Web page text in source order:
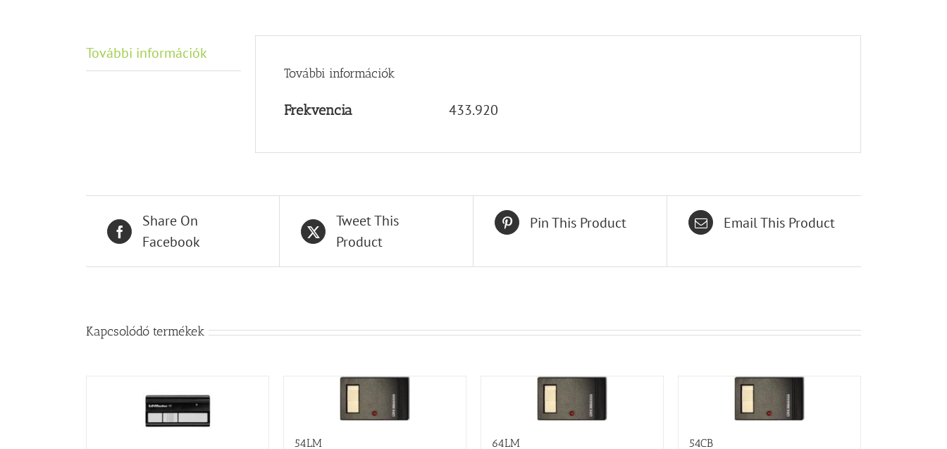
További információk
További információk
Frekvencia 433.920
Share On
Facebook
Tweet This
Product
Pin This Product Email This Product
Kapcsolódó termékek
54LM 64LM 54CB